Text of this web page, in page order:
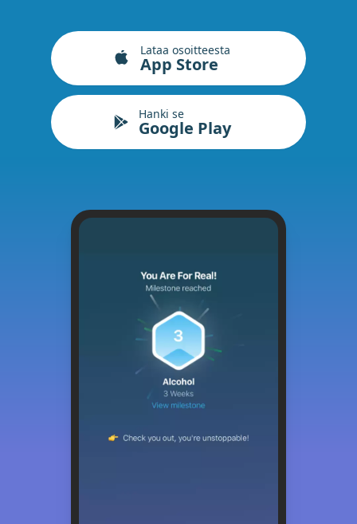
Lataa osoitteesta
App Store
Hanki se
Google Play